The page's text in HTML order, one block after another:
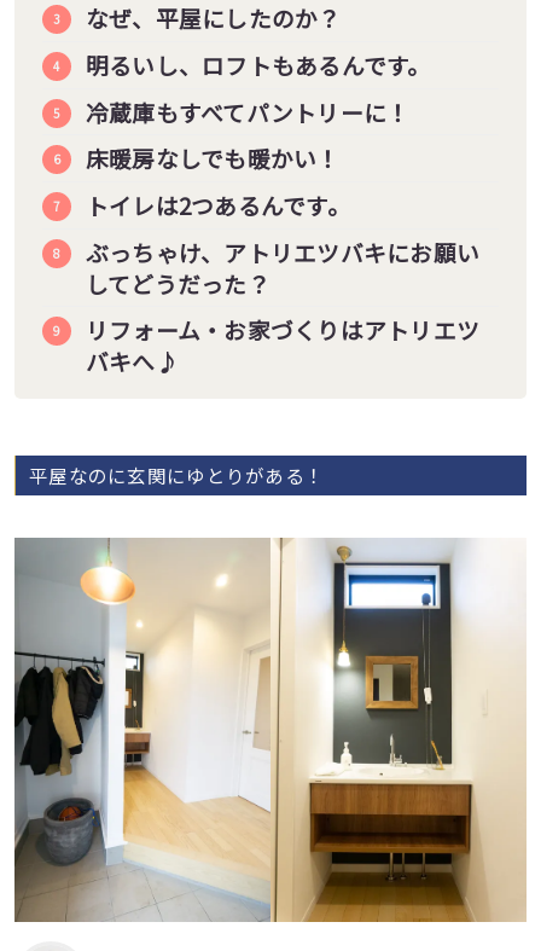
なぜ、平屋にしたのか？
明るいし、ロフトもあるんです。
冷蔵庫もすべてパントリーに！
床暖房なしでも暖かい！
トイレは2つあるんです。
ぶっちゃけ、アトリエツバキにお願い
してどうだった？
リフォーム・お家づくりはアトリエツ
バキへ♪
平屋なのに玄関にゆとりがある！